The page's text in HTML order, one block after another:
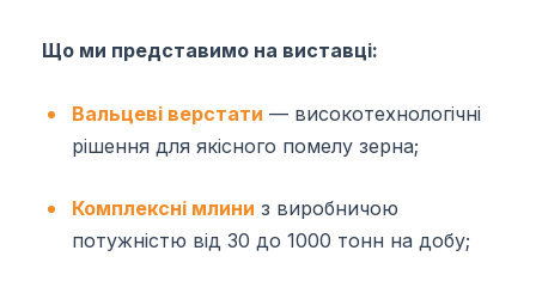
Що ми представимо на виставці:
Вальцеві верстати — високотехнологічні
рішення для якісного помелу зерна;
Комплексні млини з виробничою
потужністю від 30 до 1000 тонн на добу;